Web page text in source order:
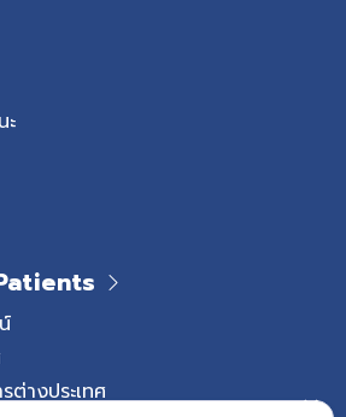
ะ
ต่างประเทศ